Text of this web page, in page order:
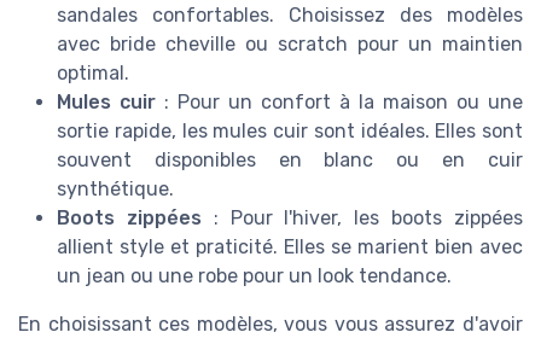
sandales confortables. Choisissez des modèles
avec bride cheville ou scratch pour un maintien
optimal.
Mules cuir : Pour un confort à la maison ou une
sortie rapide, les mules cuir sont idéales. Elles sont
souvent disponibles en blanc ou en cuir
synthétique.
Boots zippées : Pour l'hiver, les boots zippées
allient style et praticité. Elles se marient bien avec
un jean ou une robe pour un look tendance.
En choisissant ces modèles, vous vous assurez d'avoir